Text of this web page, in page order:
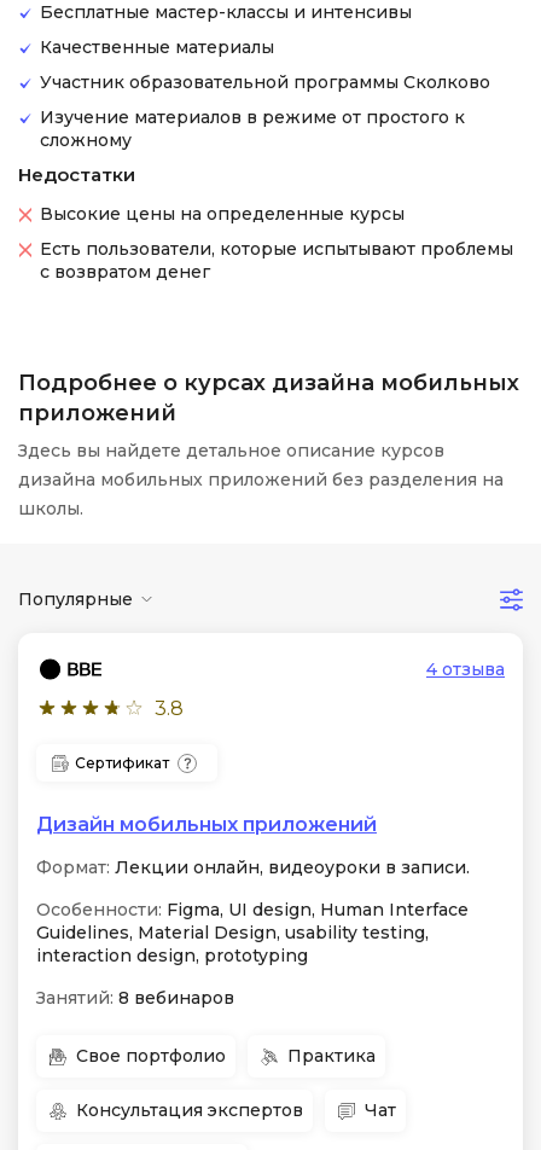
Бесплатные мастер-классы и интенсивы
Качественные материалы
Участник образовательной программы Сколково
Изучение материалов в режиме от простого к
сложному
Недостатки
Высокие цены на определенные курсы
Есть пользователи, которые испытывают проблемы
с возвратом денег
Подробнее о курсах дизайна мобильных
приложений
Здесь вы найдете детальное описание курсов
дизайна мобильных приложений без разделения на
школы.
Популярные
3.8
4 отзыва
Сертификат
Дизайн мобильных приложений
Формат: Лекции онлайн, видеоуроки в записи.
Особенности: Figma, UI design, Human Interface
Guidelines, Material Design, usability testing,
interaction design, prototyping
Занятий: 8 вебинаров
Свое портфолио Практика
Консультация экспертов Чат